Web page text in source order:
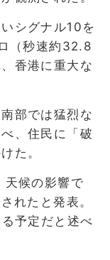
シグナル10を
（秒速約32.8
香港に重大な
部では猛烈な
、住民に「破
た。
天候の影響で
れたと発表。
予定だと述べ